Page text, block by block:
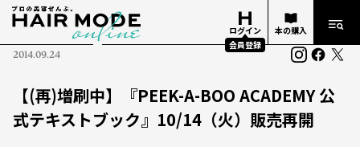
ログイン
会員登録
本の購入
2014.09.24
【(再)増刷中】『PEEK-A-BOO ACADEMY 公
式テキストブック』10/14（火）販売再開